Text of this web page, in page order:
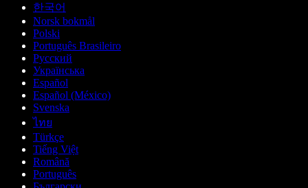
한국어
Norsk bokmål
Polski
Português Brasileiro
Русский
Українська
Español
Español (México)
Svenska
ไทย
Türkçe
Tiếng Việt
Română
Português